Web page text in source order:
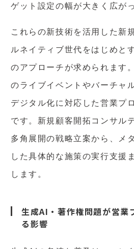
ゲット設定の幅が大きく広が
これらの新技術を活用した新
ルネイティブ世代をはじめと
のアプローチが求められます
のライブイベントやバーチャ
デジタル化に対応した営業プ
です。新規顧客開拓コンサル
多角展開の戦略立案から、メ
した具体的な施策の実行支援
します。
生成AI・著作権問題が営業
る影響